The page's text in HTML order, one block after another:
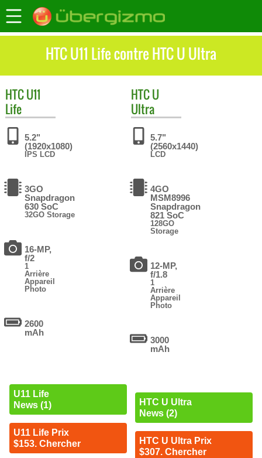
HTC U11 Life contre HTC U Ultra
HTCU11
Life
5.2"
(1920x1080)
IPS LCD
3GO
Snapdragon
630 SoC
32GO Storage
16-MP,
f/2
1
Arrière
Appareil
Photo
2600
mAh
U11 Life
News (1)
U11 Life Prix
$153. Chercher
HTCU
Ultra
5.7"
(2560x1440)
LCD
4GO
MSM8996
Snapdragon
821 SoC
128GO
Storage
12-MP,
f/1.8
1
Arrière
Appareil
Photo
3000
mAh
HTC U Ultra
News (2)
HTC U Ultra Prix
$307. Chercher